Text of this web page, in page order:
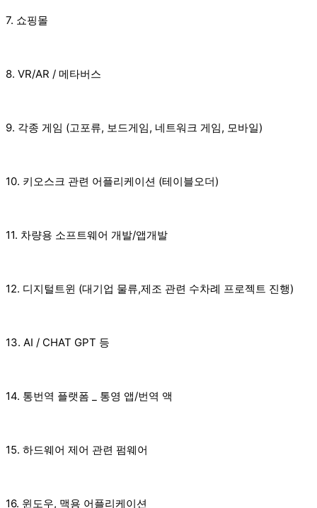
7. 쇼핑몰
8. VR/AR / 메타버스
9. 각종 게임 (고포류, 보드게임, 네트워크 게임, 모바일)
10. 키오스크 관련 어플리케이션 (테이블오더)
11. 차량용 소프트웨어 개발/앱개발
12. 디지털트윈 (대기업 물류,제조 관련 수차례 프로젝트 진행)
13. AI / CHAT GPT 등
14. 통번역 플랫폼 _ 통영 앱/번역 액
15. 하드웨어 제어 관련 펌웨어
16. 윈도우, 맥용 어플리케이션